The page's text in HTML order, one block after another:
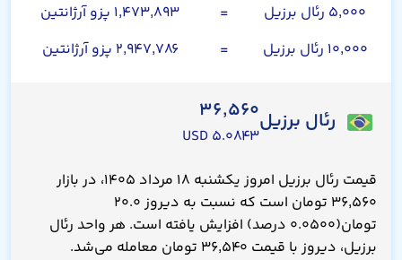
۵,۰۰۰ رئال برزیل
=
۱,۴۷۳,۸۹۳ پزو آرژانتین
۱۰,۰۰۰ رئال برزیل
= ۲,۹۴۷,۷۸۶ پزو آرژانتین
رئال برزیل۳۶,۵۶۰
۵.۰۸۴۳ USD
قیمت رئال برزیل امروز یکشنبه ۱۸ مرداد ۱۴۰۵، در بازار
۳۶,۵۶۰ تومان است که نسبت به دیروز ۲۰.۰
تومان(۰.۰۵۰۰ درصد) افزایش یافته است. هر واحد رئال
برزیل، دیروز با قیمت ۳۶,۵۴۰ تومان معامله می‌شد.